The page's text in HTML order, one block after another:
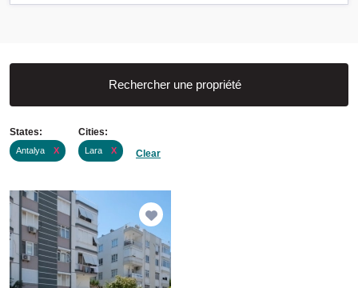
Rechercher une propriété
States:
Antalya X
Cities:
Lara X Clear